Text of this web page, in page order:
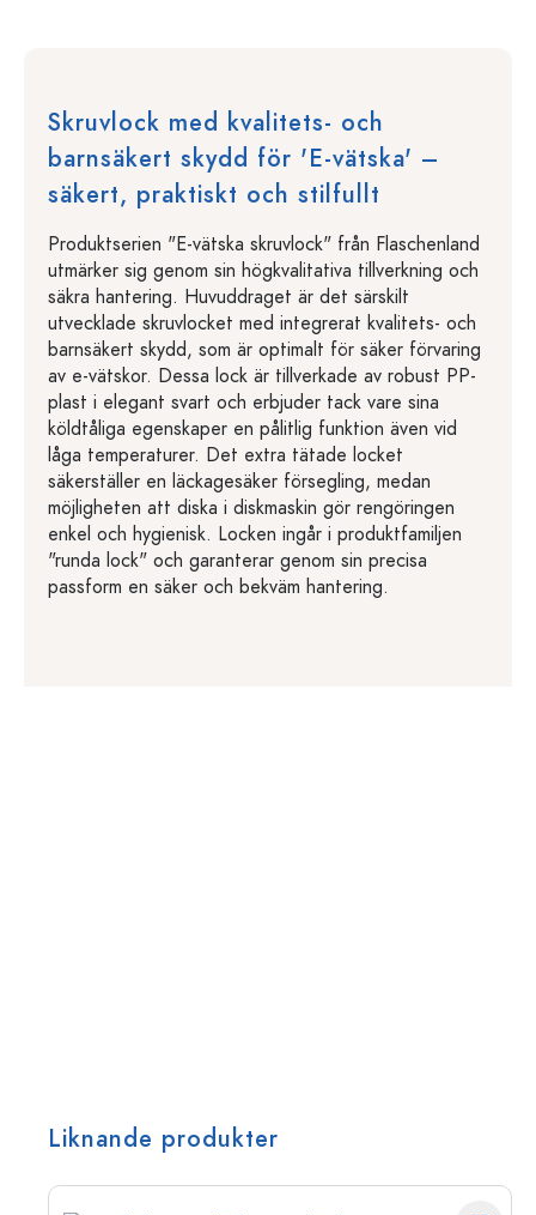
Skruvlock med kvalitets- och
barnsäkert skydd för 'E-vätska' –
säkert, praktiskt och stilfullt
Produktserien "E-vätska skruvlock" från Flaschenland
utmärker sig genom sin högkvalitativa tillverkning och
säkra hantering. Huvuddraget är det särskilt
utvecklade skruvlocket med integrerat kvalitets- och
barnsäkert skydd, som är optimalt för säker förvaring
av e-vätskor. Dessa lock är tillverkade av robust PP-
plast i elegant svart och erbjuder tack vare sina
köldtåliga egenskaper en pålitlig funktion även vid
låga temperaturer. Det extra tätade locket
säkerställer en läckagesäker försegling, medan
möjligheten att diska i diskmaskin gör rengöringen
enkel och hygienisk. Locken ingår i produktfamiljen
"runda lock" och garanterar genom sin precisa
passform en säker och bekväm hantering.
Liknande produkter